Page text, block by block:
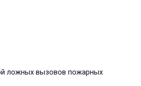
ложных вызовов пожарных